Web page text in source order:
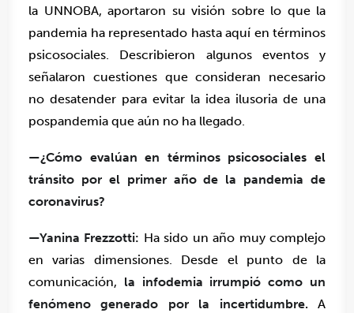
la UNNOBA, aportaron su visión sobre lo que la
pandemia ha representado hasta aquí en términos
psicosociales. Describieron algunos eventos y
señalaron cuestiones que consideran necesario
no desatender para evitar la idea ilusoria de una
pospandemia que aún no ha llegado.
—¿Cómo evalúan en términos psicosociales el
tránsito por el primer año de la pandemia de
coronavirus?
—Yanina Frezzotti: Ha sido un año muy complejo
en varias dimensiones. Desde el punto de la
comunicación, la infodemia irrumpió como un
fenómeno generado por la incertidumbre. A